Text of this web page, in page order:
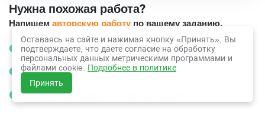
Нужна похожая работа?
Напишем авторскую работу по вашему заданию.
Необходимый уровень антиплагиата
Прямое общение с исполнителем вашей работы
Бесплатные доработки и консультации
Оставаясь на сайте и нажимая кнопку «Принять», Вы
подтверждаете, что даете согласие на обработку
персональных данных метрическими программами и
файлами cookie. Подробнее в политике
Принять